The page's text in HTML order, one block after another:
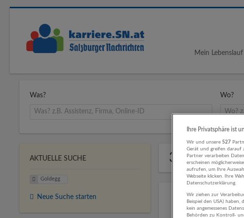
Mein Lebenslauf
Was? Wo?
3 Jobs in
AKTUELLE SUCHE
Goldegg
Neue Suche starten
Ihre Privatsphäre ist
Wir und unsere527
Gerät und greifen darauf
Partner verarbeiten
erscheinen
aufrufen, um Ihre
Webseite klicken. Ihre
Datenschutzerklärung.
Wir ziehen zur
Beispiel den USA)
kein angemessenes
Behörden zu Kontroll-